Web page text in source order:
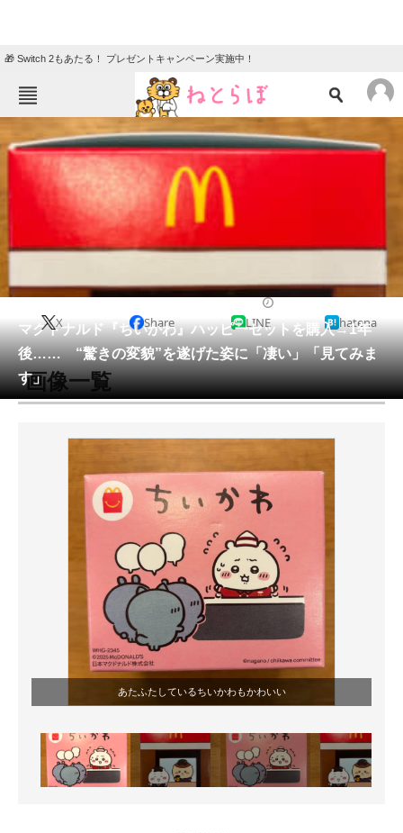
🎁 Switch 2もあたる！ プレゼントキャンペーン実施中！
TOP ニュース
エンタメ クイズ
住まい 教育・育児
動物 リサーチ
会員記事
メディア
注目記事を集めた総合ページ
ITの今と未来を見通す
スマホと通信の最新トレンド
進化するPCとデバイスの未来
好きが集まる 比べて選べる
ビジネスと働き方のヒント
AI活用のいまが分かる
企業ITのトレンドを詳説
マーケ×ITの今がよく分かる
ITエンジニア向け専門サイト
マクドナルド『ちいかわ』ハッピーセットを購入→1年
後…… “驚きの変貌”を遂げた姿に「凄い」「見てみま
す」
X Share LINE hatena
画像一覧
あたふたしているちいかわもかわいい